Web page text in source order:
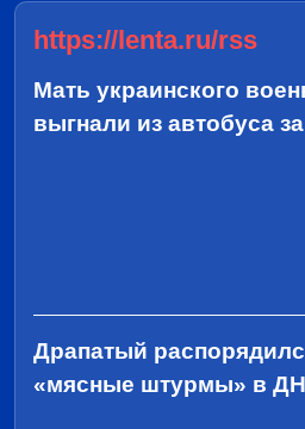
https://lenta.ru/rss
Мать украинского
выгнали из автобуса
Драпатый
«мясные штурмы» в